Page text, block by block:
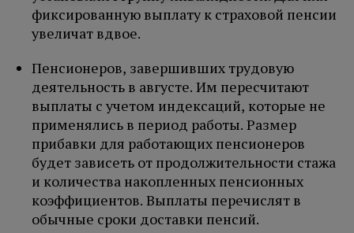
фиксированную выплату к страховой пенсии
увеличат вдвое.
Пенсионеров, завершивших трудовую
деятельность в августе. Им пересчитают
выплаты с учетом индексаций, которые не
применялись в период работы. Размер
прибавки для работающих пенсионеров
будет зависеть от продолжительности стажа
и количества накопленных пенсионных
коэффициентов. Выплаты перечислят в
обычные сроки доставки пенсий.